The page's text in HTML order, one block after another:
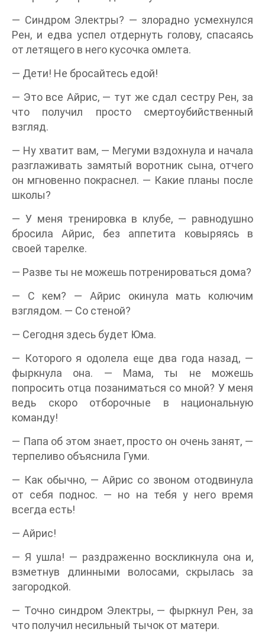
— Синдром Электры? — злорадно усмехнулся
Рен, и едва успел отдернуть голову, спасаясь
от летящего в него кусочка омлета.
— Дети! Не бросайтесь едой!
— Это все Айрис, — тут же сдал сестру Рен, за
что получил просто смертоубийственный
взгляд.
— Ну хватит вам, — Мегуми вздохнула и начала
разглаживать замятый воротник сына, отчего
он мгновенно покраснел. — Какие планы после
школы?
— У меня тренировка в клубе, — равнодушно
бросила Айрис, без аппетита ковыряясь в
своей тарелке.
— Разве ты не можешь потренироваться дома?
— С кем? — Айрис окинула мать колючим
взглядом. — Со стеной?
— Сегодня здесь будет Юма.
— Которого я одолела еще два года назад, —
фыркнула она. — Мама, ты не можешь
попросить отца позаниматься со мной? У меня
ведь скоро отборочные в национальную
команду!
— Папа об этом знает, просто он очень занят, —
терпеливо объяснила Гуми.
— Как обычно, — Айрис со звоном отодвинула
от себя поднос. — но на тебя у него время
всегда есть!
— Айрис!
— Я ушла! — раздраженно воскликнула она и,
взметнув длинными волосами, скрылась за
загородкой.
— Точно синдром Электры, — фыркнул Рен, за
что получил несильный тычок от матери.